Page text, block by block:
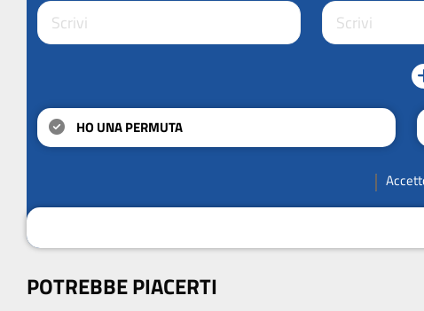
HO UNA PERMUTA
POTREBBE PIACERTI